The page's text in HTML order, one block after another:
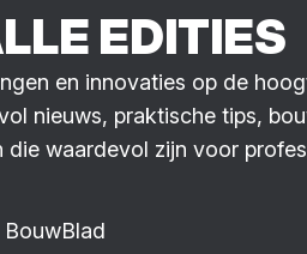
EDI­TIES
en innovaties op de
nieuws, praktische tips,
waardevol zijn voor